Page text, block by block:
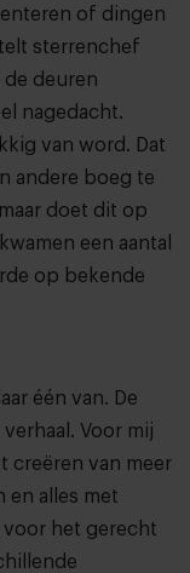
of dingen
sterrenchef
de deuren
nagedacht.
van word. Dat
andere boeg te
doet dit op
een aantal
op bekende
één van. De
Voor mij
creëren van meer
en alles met
voor het gerecht